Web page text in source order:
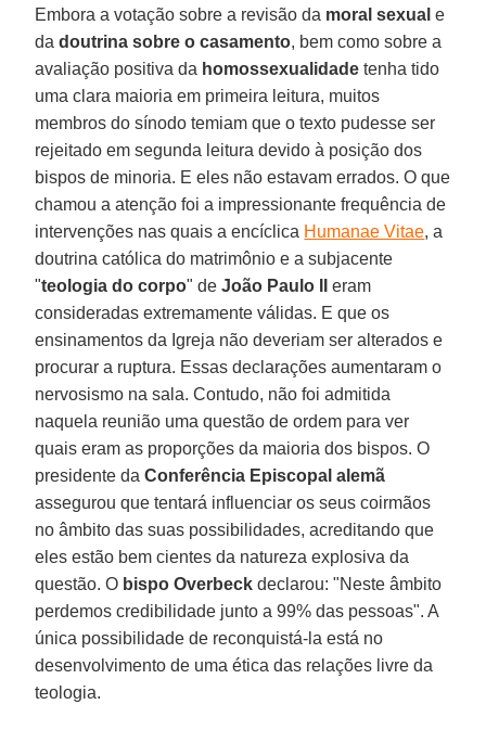
Embora a votação sobre a revisão da moral sexual e
dadoutrina sobre o casamento, bem como sobre a
avaliação positiva da homossexualidade tenha tido
uma clara maioria em primeira leitura, muitos
membros do sínodo temiam que o texto pudesse ser
rejeitado em segunda leitura devido à posição dos
bispos de minoria. E eles não estavam errados. O que
chamou a atenção foi a impressionante frequência de
intervenções nas quais a encíclica Humanae Vitae, a
doutrina católica do matrimônio e a subjacente
"teologia do corpo" deJoão Paulo II
eram
consideradas extremamente válidas. E que os
ensinamentos da Igreja não deveriam ser alterados e
procurar a ruptura. Essas declarações aumentaram o
nervosismo na sala. Contudo, não foi admitida
naquela reunião uma questão de ordem para ver
quais eram as proporções da maioria dos bispos. O
presidente daConferência Episcopal alemã
assegurou que tentará influenciar os seus coirmãos
no âmbito das suas possibilidades, acreditando que
eles estão bem cientes da natureza explosiva da
questão. O bispo Overbeck declarou: "Neste âmbito
perdemos credibilidade junto a 99% das pessoas". A
única possibilidade de reconquistá-la está no
desenvolvimento de uma ética das relações livre da
teologia.